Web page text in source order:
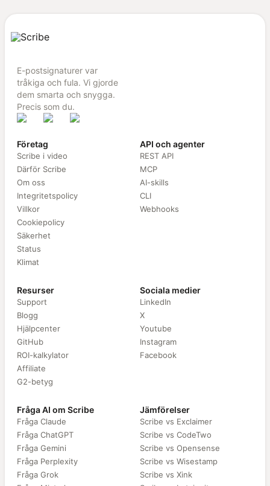
E-postsignaturer var
tråkiga och fula. Vi gjorde
dem smarta och snygga.
Precis som du.
Företag
Scribe i video
Därför Scribe
Om oss
Integritetspolicy
Villkor
Cookiepolicy
Säkerhet
Status
Klimat
API och agenter
REST API
MCP
AI-skills
CLI
Webhooks
Resurser
Support
Blogg
Hjälpcenter
GitHub
ROI-kalkylator
Affiliate
G2-betyg
Sociala medier
LinkedIn
X
Youtube
Instagram
Facebook
Fråga AI om Scribe
Fråga Claude
Fråga ChatGPT
Fråga Gemini
Fråga Perplexity
Fråga Grok
Jämförelser
Scribe vs Exclaimer
Scribe vs CodeTwo
Scribe vs Opensense
Scribe vs Wisestamp
Scribe vs Xink